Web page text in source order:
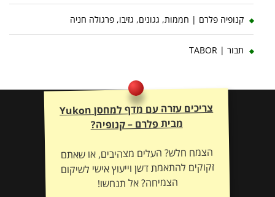
קנופיה פלרם | חממות, גגונים, גזיבו, פרגולה חניה
תבור | TABOR
צריכים עזרה עם מדף למחסן Yukon
מבית פלרם – קנופיה?
הצמח חלש? העלים מצהיבים, או שאתם
זקוקים להתאמת דשן וייעוץ אישי לשיקום
הצמיחה? אל תנחשו!